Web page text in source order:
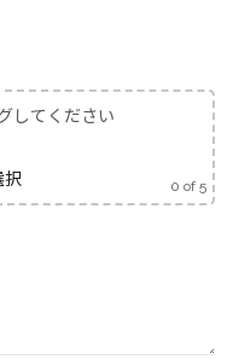
してください
択
0 of 5